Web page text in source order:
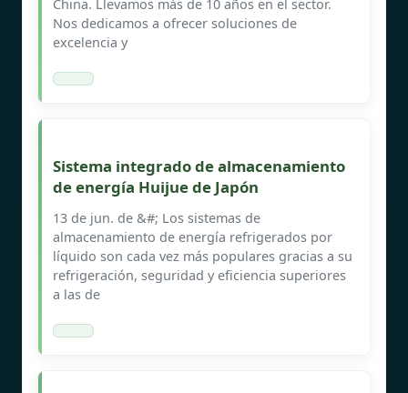
China. Llevamos más de 10 años en el sector.
Nos dedicamos a ofrecer soluciones de
excelencia y
Sistema integrado de almacenamiento
de energía Huijue de Japón
13 de jun. de &#; Los sistemas de
almacenamiento de energía refrigerados por
líquido son cada vez más populares gracias a su
refrigeración, seguridad y eficiencia superiores
a las de